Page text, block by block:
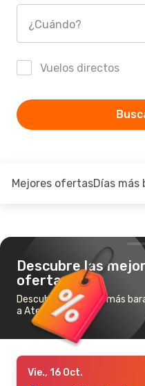
¿Cuándo?
Vuelos directos
Mejores ofertasDías más
Descubre las
ofertas
Descubre los vuelos más
a Atenas
Vie., 16 Oct.